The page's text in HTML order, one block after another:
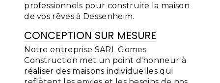
professionnels pour construire la maison
de vos rêves à Dessenheim.
CONCEPTION SUR MESURE
Notre entreprise SARL Gomes
Construction met un point d'honneur à
réaliser des maisons individuelles qui